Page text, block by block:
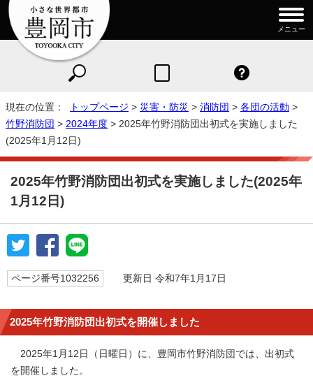
メニュー
現在の位置： トップページ > 災害・防災 > 消防団 > 各団の活動 >
竹野消防団 > 2024年度 > 2025年竹野消防団出初式を実施しました
(2025年1月12日)
2025年竹野消防団出初式を実施しました(2025年
1月12日)
ページ番号1032256 更新日 令和7年1月17日
2025年竹野消防団出初式を開催しました
2025年1月12日（日曜日）に、豊岡市竹野消防団では、出初式
を開催しました。